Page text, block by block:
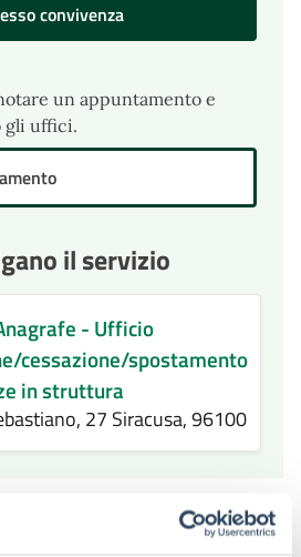
convivenza
un appuntamento e
gli uffici.
il servizio
- Ufficio
cessazione/spostamento
in struttura
27 Siracusa, 96100